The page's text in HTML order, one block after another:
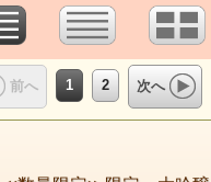
前へ 1 2 次へ